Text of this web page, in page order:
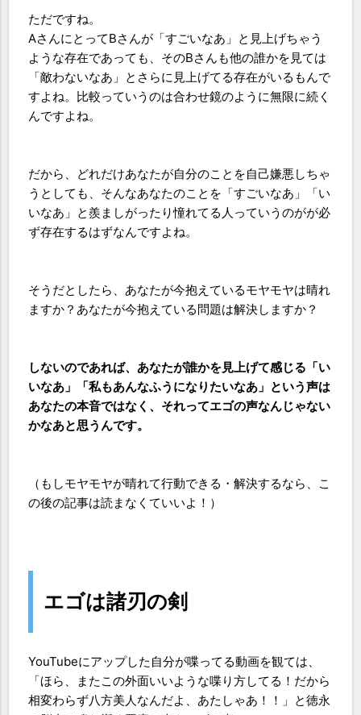
ただですね。
AさんにとってBさんが「すごいなあ」と見上げちゃう
ような存在であっても、そのBさんも他の誰かを見ては
「敵わないなあ」とさらに見上げてる存在がいるもんで
すよね。比較っていうのは合わせ鏡のように無限に続く
んですよね。
だから、どれだけあなたが自分のことを自己嫌悪しちゃ
うとしても、そんなあなたのことを「すごいなあ」「い
いなあ」と羨ましがったり憧れてる人っていうのがが必
ず存在するはずなんですよね。
そうだとしたら、あなたが今抱えているモヤモヤは晴れ
ますか？あなたが今抱えている問題は解決しますか？
しないのであれば、あなたが誰かを見上げて感じる「い
いなあ」「私もあんなふうになりたいなあ」という声は
あなたの本音ではなく、それってエゴの声なんじゃない
かなあと思うんです。
（もしモヤモヤが晴れて行動できる・解決するなら、こ
の後の記事は読まなくていいよ！）
エゴは諸刃の剣
YouTubeにアップした自分が喋ってる動画を観ては、
「ほら、またこの外面いいような喋り方してる！だから
相変わらず八方美人なんだよ、あたしゃあ！！」と徳永